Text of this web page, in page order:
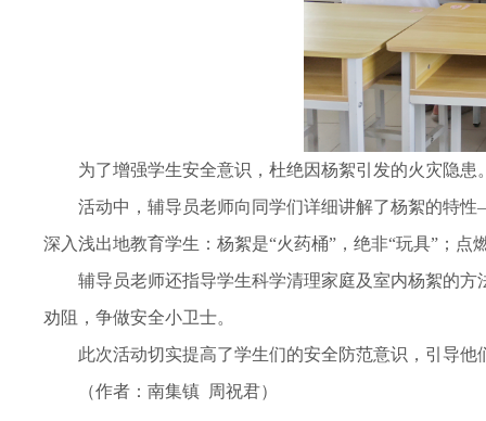
为了增强学生安全意识，杜绝因杨絮引发的火灾隐
活动中，辅导员老师向同学们详细讲解了杨絮的特
深入浅出地教育学生：杨絮是“火药桶”，绝非“玩具”；点
辅导员老师还指导学生科学清理家庭及室内杨絮的
劝阻，争做安全小卫士。
此次活动切实提高了学生们的安全防范意识，引导
（作者：南集镇 周祝君）